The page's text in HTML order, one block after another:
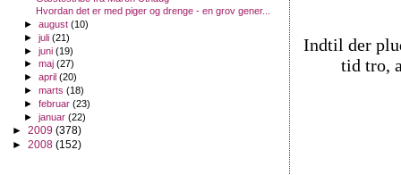
Indtil der
tid tro,
Hvordan det er med piger og drenge - en grov gener...
►august(10)
►juli(21)
►juni(19)
►maj(27)
►april(20)
►marts(18)
►februar(23)
►januar(22)
► 2009 (378)
► 2008 (152)